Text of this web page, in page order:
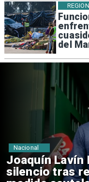
del
Chile y
reinicio de
Nacional